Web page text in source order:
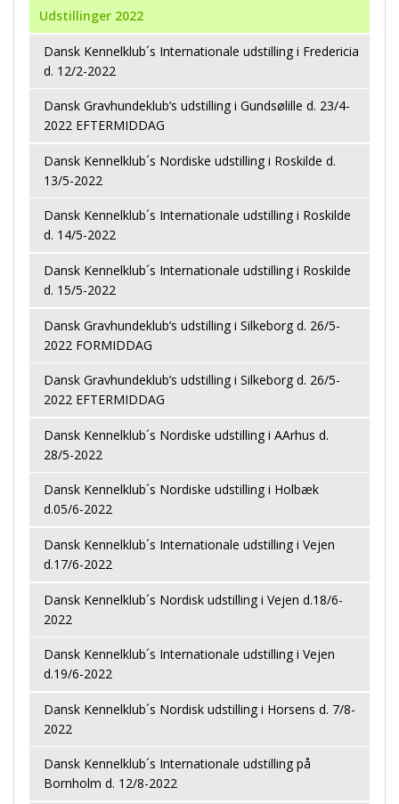
Udstillinger 2022
Dansk Kennelklub´s Internationale udstilling i Fredericia
d. 12/2-2022
Dansk Gravhundeklub’s udstilling i Gundsølille d. 23/4-
2022 EFTERMIDDAG
Dansk Kennelklub´s Nordiske udstilling i Roskilde d.
13/5-2022
Dansk Kennelklub´s Internationale udstilling i Roskilde
d. 14/5-2022
Dansk Kennelklub´s Internationale udstilling i Roskilde
d. 15/5-2022
Dansk Gravhundeklub’s udstilling i Silkeborg d. 26/5-
2022 FORMIDDAG
Dansk Gravhundeklub’s udstilling i Silkeborg d. 26/5-
2022 EFTERMIDDAG
Dansk Kennelklub´s Nordiske udstilling i AArhus d.
28/5-2022
Dansk Kennelklub´s Nordiske udstilling i Holbæk
d.05/6-2022
Dansk Kennelklub´s Internationale udstilling i Vejen
d.17/6-2022
Dansk Kennelklub´s Nordisk udstilling i Vejen d.18/6-
2022
Dansk Kennelklub´s Internationale udstilling i Vejen
d.19/6-2022
Dansk Kennelklub´s Nordisk udstilling i Horsens d. 7/8-
2022
Dansk Kennelklub´s Internationale udstilling på
Bornholm d. 12/8-2022